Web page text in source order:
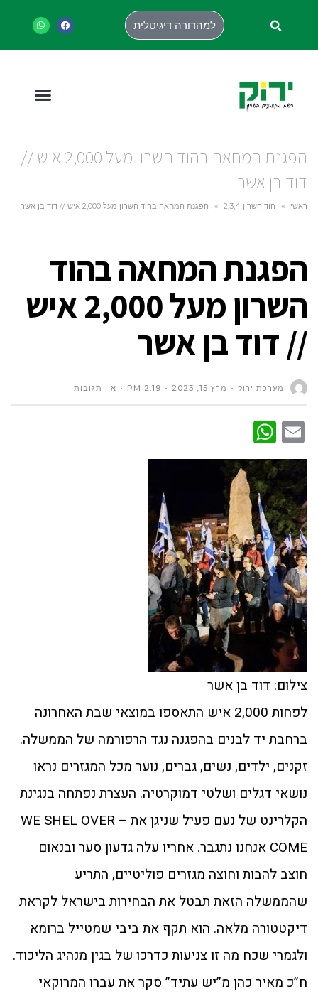
למהדורה דיגיטלית
הפגנת המחאה בהוד השרון מעל 2,000 איש //
דוד בן אשר
ראשי » הוד השרון 2,3,4 » הפגנת המחאה בהוד השרון מעל 2,000 איש // דוד בן אשר
הפגנת המחאה בהוד
השרון מעל 2,000 איש
// דוד בן אשר
מערכת ירוק מרץ 15, 2023 2:19 PM אין תגובות
Email
צילום: דוד בן אשר
לפחות 2,000 איש התאספו במוצאי שבת האחרונה
ברחבת יד לבנים בהפגנה נגד הרפורמה של הממשלה.
זקנים, ילדים, נשים, גברים, נוער מכל המגזרים נראו
נושאי דגלים ושלטי דמוקרטיה. העצרת נפתחה בנגינת
הקלרינט של נעם פעיל שניגן את – WE SHEL OVER
COME אנחנו נתגבר. אחריו עלה גדעון סער ובנאום
חוצב להבות וחוצה מגזרים פוליטיים, התריע
שהממשלה הזאת תבטל את הבחירות בישראל לקראת
דיקטטורה מלאה. הוא תקף את ביבי שמטייל ברומא
ולגמרי שכח מה זו צניעות כדרכו של בגין מנהיג הליכוד.
ח”כ מאיר כהן מ”יש עתיד” סקר את עברו המרוקאי